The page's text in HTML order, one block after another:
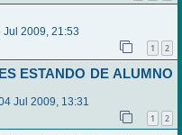
Jul 2009, 21:53
1 2
ESTANDO DE ALUMNO
Jul 2009, 13:31
1 2